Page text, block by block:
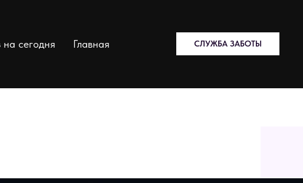
на сегодня Главная СЛУЖБА ЗАБОТЫ